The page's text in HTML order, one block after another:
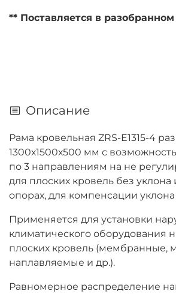
** Поставляется в
Описание
Рама кровельная ZRS-E1315-4
1300х1500х500 мм с
по 3 направлениям на не
для плоских кровель без
опорах, для компенсации
Применяется для установки
климатического оборудования
плоских кровель (мембранные,
наплавляемые и др.).
Равномерное распределение